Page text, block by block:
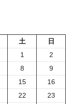
土
日
1
2
8
9
15
16
22
23